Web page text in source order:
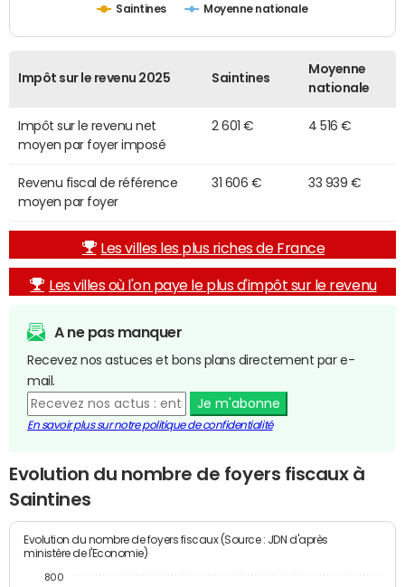
Saintines Moyenne nationale
Impôt sur le revenu 2025 Saintines
Moyenne
nationale
Impôt sur le revenu net
moyen par foyer imposé
2 601 € 4 516 €
Revenu fiscal de référence
moyen par foyer
31 606 € 33 939 €
Les villes les plus riches de France
Les villes où l'on paye le plus d'impôt sur le revenu
A ne pas manquer
Recevez nos astuces et bons plans directement par e-
mail.
Je m'abonne
En savoir plus sur notre politique de confidentialité
Evolution du nombre de foyers fiscaux à
Saintines
Evolution du nombre de foyers fiscaux (Source : JDN d'après
ministère de l'Economie)
800